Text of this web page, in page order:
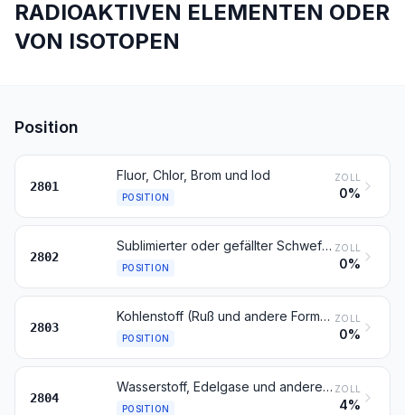
RADIOAKTIVEN ELEMENTEN ODER
VON ISOTOPEN
Position
2801
Fluor, Chlor, Brom und Iod
POSITION
ZOLL
0%
2802
Sublimierter oder gefällter Schwefel; kolloider Schwefel
POSITION
ZOLL
0%
2803
Kohlenstoff (Ruß und andere Formen von Kohlenstoff, anderweit weder genannt noch inbegriffen)
POSITION
ZOLL
0%
2804
Wasserstoff, Edelgase und andere Nichtmetalle
POSITION
ZOLL
4%